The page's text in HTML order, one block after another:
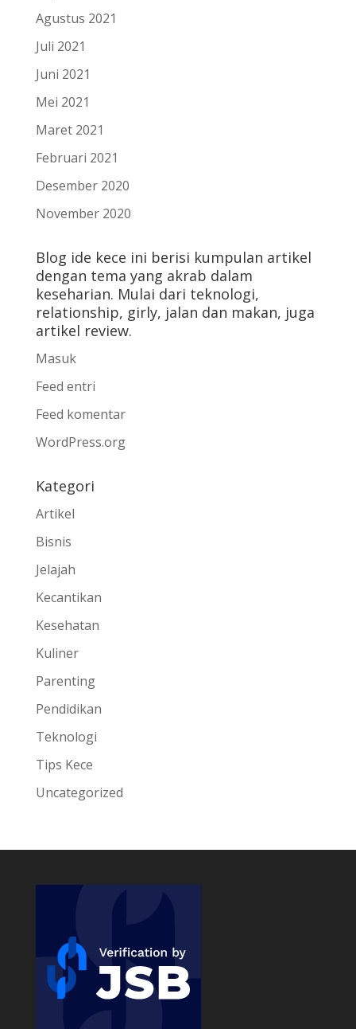
Agustus 2021
Juli 2021
Juni 2021
Mei 2021
Maret 2021
Februari 2021
Desember 2020
November 2020
Blog ide kece ini berisi kumpulan artikel
dengan tema yang akrab dalam
keseharian. Mulai dari teknologi,
relationship, girly, jalan dan makan, juga
artikel review.
Masuk
Feed entri
Feed komentar
WordPress.org
Kategori
Artikel
Bisnis
Jelajah
Kecantikan
Kesehatan
Kuliner
Parenting
Pendidikan
Teknologi
Tips Kece
Uncategorized